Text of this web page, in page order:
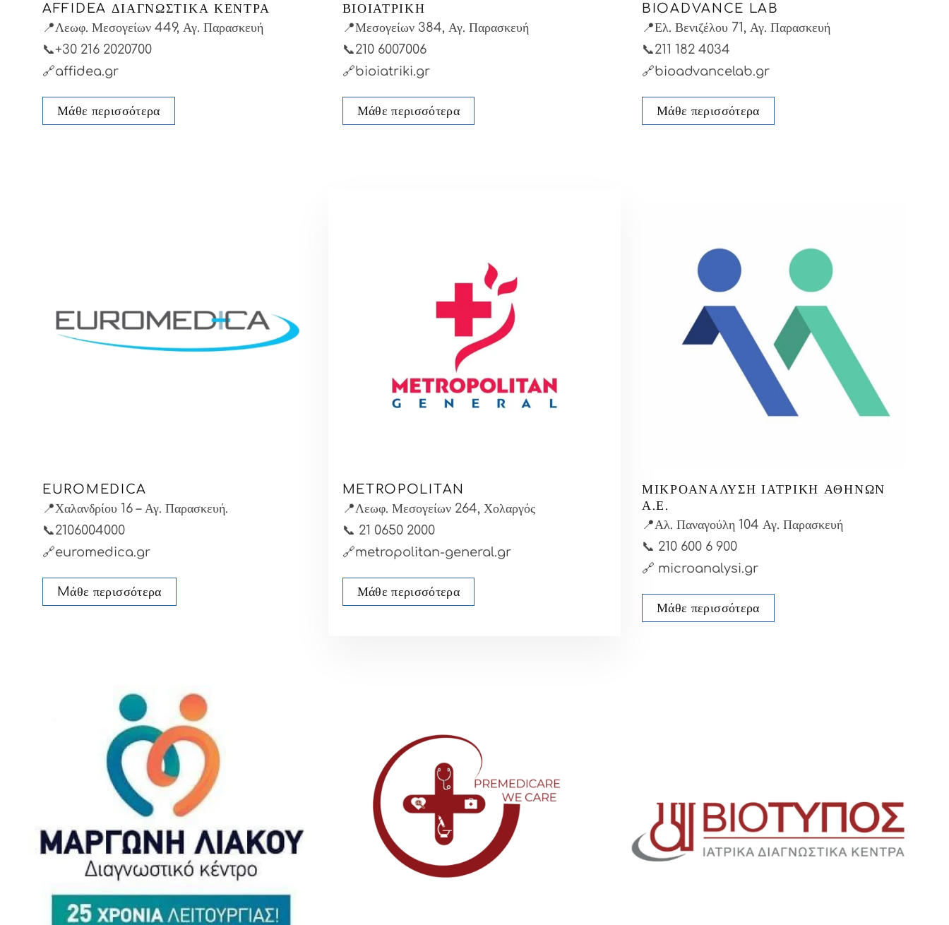
AFFIDEA ΔΙΑΓΝΩΣΤΙΚΆ ΚΈΝΤΡΑ
📍Λεωφ. Μεσογείων 449, Αγ. Παρασκευή
📞+30 216 2020700
🔗affidea.gr
Μάθε περισσότερα
ΒΙΟΙΑΤΡΙΚΉ
📍Μεσογείων 384, Αγ. Παρασκευή
📞210 6007006
🔗bioiatriki.gr
Μάθε περισσότερα
BIOADVANCE LAB
📍Ελ. Βενιζέλου 71, Αγ. Παρασκευή
📞211 182 4034
🔗bioadvancelab.gr
Μάθε περισσότερα
EUROMEDICA
📍Χαλανδρίου 16 – Αγ. Παρασκευή.
📞2106004000
🔗euromedica.gr
Mάθε περισσότερα
METROPOLITAN
📍Λεωφ. Μεσογείων 264, Χολαργός
📞 21 0650 2000
🔗metropolitan-general.gr
Μάθε περισσότερα
ΜΙΚΡΟΑΝΑΛΥΣΗ ΙΑΤΡΙΚΉ ΑΘΗΝΏΝ
Α.Ε.
📍Αλ. Παναγούλη 104 Αγ. Παρασκευή
📞 210 600 6 900
🔗 microanalysi.gr
Μάθε περισσότερα